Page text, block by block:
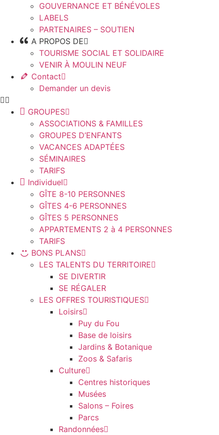
GOUVERNANCE ET BÉNÉVOLES
LABELS
PARTENAIRES – SOUTIEN
A PROPOS DE
TOURISME SOCIAL ET SOLIDAIRE
VENIR À MOULIN NEUF
Contact
Demander un devis
GROUPES
ASSOCIATIONS & FAMILLES
GROUPES D’ENFANTS
VACANCES ADAPTÉES
SÉMINAIRES
TARIFS
Individuel
GÎTE 8-10 PERSONNES
GÎTES 4-6 PERSONNES
GÎTES 5 PERSONNES
APPARTEMENTS 2 à 4 PERSONNES
TARIFS
BONS PLANS
LES TALENTS DU TERRITOIRE
SE DIVERTIR
SE RÉGALER
LES OFFRES TOURISTIQUES
Loisirs
Puy du Fou
Base de loisirs
Jardins & Botanique
Zoos & Safaris
Culture
Centres historiques
Musées
Salons – Foires
Parcs
Randonnées